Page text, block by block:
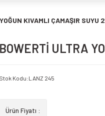
KIVAMLI ÇAMAŞIR SUYU
BOWERTİ ULTRA
Stok Kodu:LANZ 245
Ürün Fiyatı :